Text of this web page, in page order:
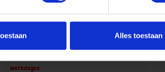
Alles toestaan
BAHCO Moersleutel +zijmoer chroom
werkdagen